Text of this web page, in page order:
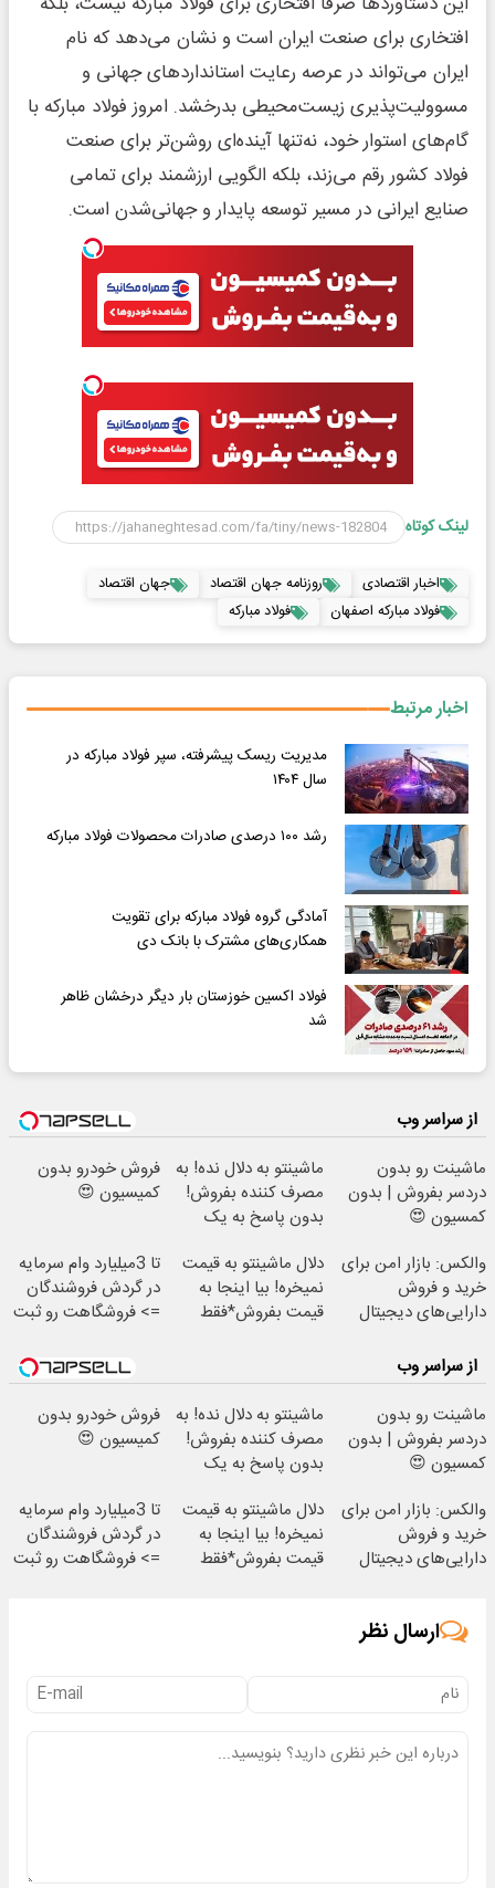
افتخاری برای صنعت ایران است و نشان می‌دهد که نام
ایران می‌تواند در عرصه رعایت استانداردهای جهانی و
مسوولیت‌پذیری زیست‌محیطی بدرخشد. امروز فولاد مبارکه با
گام‌های استوار خود، نه‌تنها آینده‌ای روشن‌تر برای صنعت
فولاد کشور رقم می‌زند، بلکه الگویی ارزشمند برای تمامی
صنایع ایرانی در مسیر توسعه پایدار و جهانی‌شدن است.
لینک کوتاه
اخبار اقتصادی روزنامه جهان اقتصاد
جهان اقتصاد
فولاد مباركه اصفهان
فولاد مباركه
اخبار مرتبط
مدیریت ریسک پیشرفته، سپر فولاد مبارکه در
سال ۱۴۰۴
رشد ۱۰۰ درصدی صادرات محصولات فولاد مبارکه
آمادگی گروه فولاد مبارکه برای تقویت
همکاری‌های مشترک با بانک دی
فولاد اکسین خوزستان بار دیگر درخشان ظاهر
شد
از سراسر وب
ماشینت رو بدون
دردسر بفروش | بدون
کمسیون 😍
ماشینتو به دلال نده! به
مصرف کننده بفروش!
بدون پاسخ به یک
فروش خودرو بدون
کمیسیون 😍
والکس: بازار امن برای
خرید و فروش
دارایی‌های دیجیتال
دلال ماشینتو به قیمت
نمیخره! بیا اینجا به
قیمت بفروش*فقط
تا 3میلیارد وام سرمایه
در گردش فروشندگان
=> فروشگاهت رو ثبت
از سراسر وب
ماشینت رو بدون
دردسر بفروش | بدون
کمسیون 😍
ماشینتو به دلال نده! به
مصرف کننده بفروش!
بدون پاسخ به یک
فروش خودرو بدون
کمیسیون 😍
والکس: بازار امن برای
خرید و فروش
دارایی‌های دیجیتال
دلال ماشینتو به قیمت
نمیخره! بیا اینجا به
قیمت بفروش*فقط
تا 3میلیارد وام سرمایه
در گردش فروشندگان
=> فروشگاهت رو ثبت
ارسال نظر